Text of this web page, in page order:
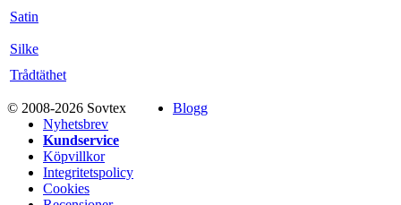
Satin
Silke
Trådtäthet
© 2008-2026 Sovtex
Blogg
Nyhetsbrev
Kundservice
Köpvillkor
Integritetspolicy
Cookies